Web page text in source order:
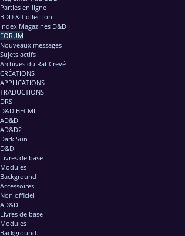
Parties en ligne
BDD & Collection
Index Magazines D&D
FORUM
Nouveaux messages
Sujets actifs
Archives du Rat Crevé
CRÉATIONS
APPLICATIONS
TRADUCTIONS
DRS
D&D BECMI
AD&D
AD&D2
Dark Sun
D&D
Livres de base
Modules
Background
Accessoires
Non officiel
AD&D
Livres de base
Modules
Background